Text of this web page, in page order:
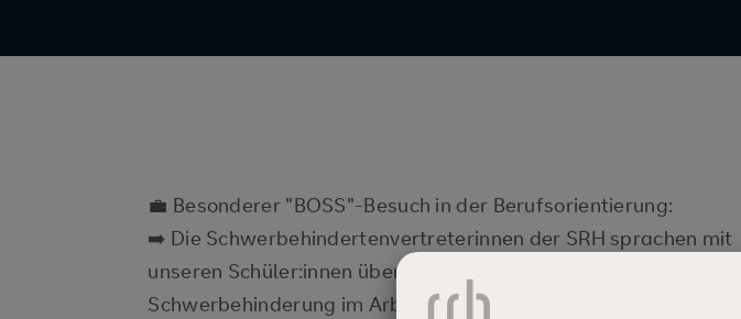
💼 Besonderer "BOSS"-Besuch in der Berufsorientierung:
➡️ Die Schwerbehindertenvertreterinnen der SRH sprachen mit
unseren Schüler:innen über wichtige Fragen rund um das Thema:
Schwerbehinderung im Arbeitsleben, wie z. B.: